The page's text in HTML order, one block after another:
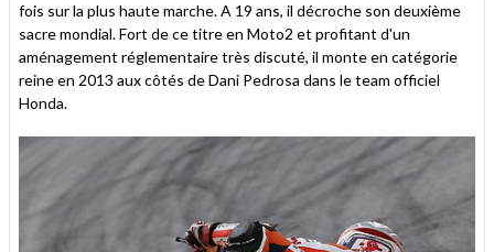
fois sur la plus haute marche. A 19 ans, il décroche son deuxième
sacre mondial. Fort de ce titre en Moto2 et profitant d'un
aménagement réglementaire très discuté, il monte en catégorie
reine en 2013 aux côtés de Dani Pedrosa dans le team officiel
Honda.